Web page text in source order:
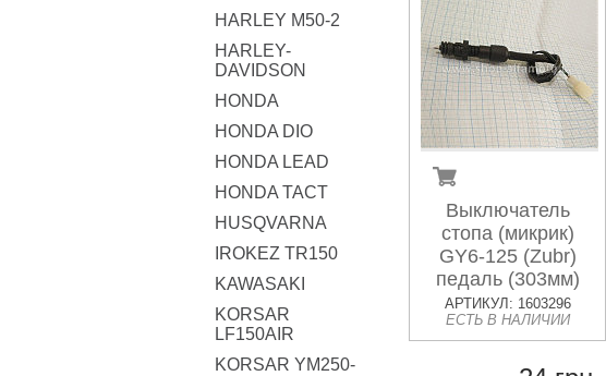
HARLEY M50-2
HARLEY-
DAVIDSON
HONDA
HONDA DIO
HONDA LEAD
HONDA TACT
HUSQVARNA
IROKEZ TR150
KAWASAKI
KORSAR
LF150AIR
KORSAR YM250-
Выключатель
стопа (микрик)
GY6-125 (Zubr)
педаль (303мм)
АРТИКУЛ: 1603296
ЕСТЬ В НАЛИЧИИ